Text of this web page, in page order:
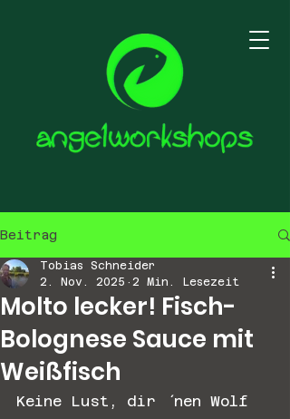
Beitrag
Molto lecker! Fisch-
Bolognese Sauce mit
Weißfisch
Tobias Schneider
2. Nov. 2025
2 Min. Lesezeit
Keine Lust, dir ´nen Wolf